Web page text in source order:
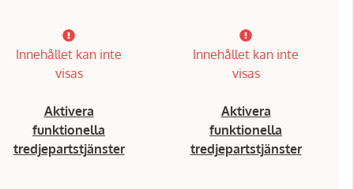
Innehållet kan inte
visas
Aktivera
funktionella
tredjepartstjänster
Innehållet kan inte
visas
Aktivera
funktionella
tredjepartstjänster